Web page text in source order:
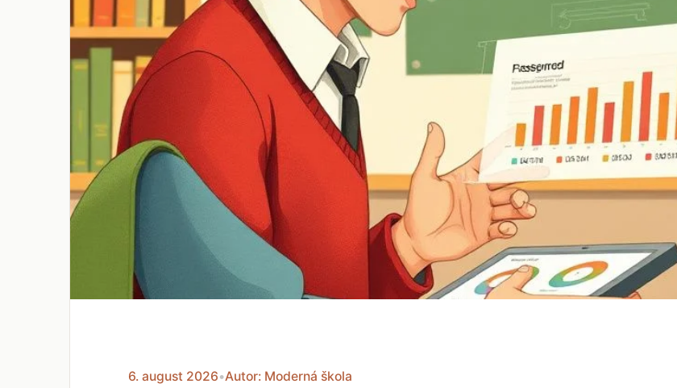
6. august 2026•Autor: Moderná škola